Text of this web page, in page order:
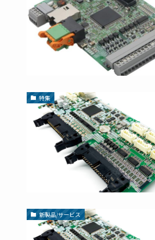
特集
新製品/サービス